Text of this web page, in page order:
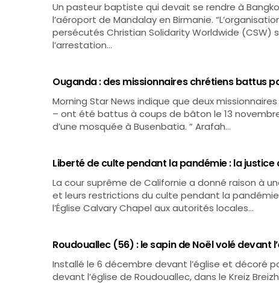
Un pasteur baptiste qui devait se rendre à
l’aéroport de Mandalay en Birmanie.
persécutés Christian Solidarity Worldwide (CSW)
l’arrestation…
Ouganda : des missionnaires chrétiens battus
Morning Star News indique que deux
– ont été battus à coups de bâton le 13
d’une mosquée à Busenbatia. ” Arafah…
Liberté de culte pendant la pandémie : la
La cour suprême de Californie a donné raison à
et leurs restrictions du culte pendant la
l’Église Calvary Chapel aux autorités locales…
Roudouallec (56) : le sapin de Noël volé devant
Installé le 6 décembre devant l’église et décoré
devant l’église de Roudouallec, dans le Kreiz